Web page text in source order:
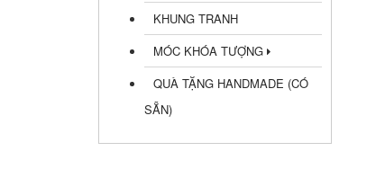
KHUNG TRANH
MÓC KHÓA TƯỢNG
QUÀ TẶNG HANDMADE (CÓ
SẴN)